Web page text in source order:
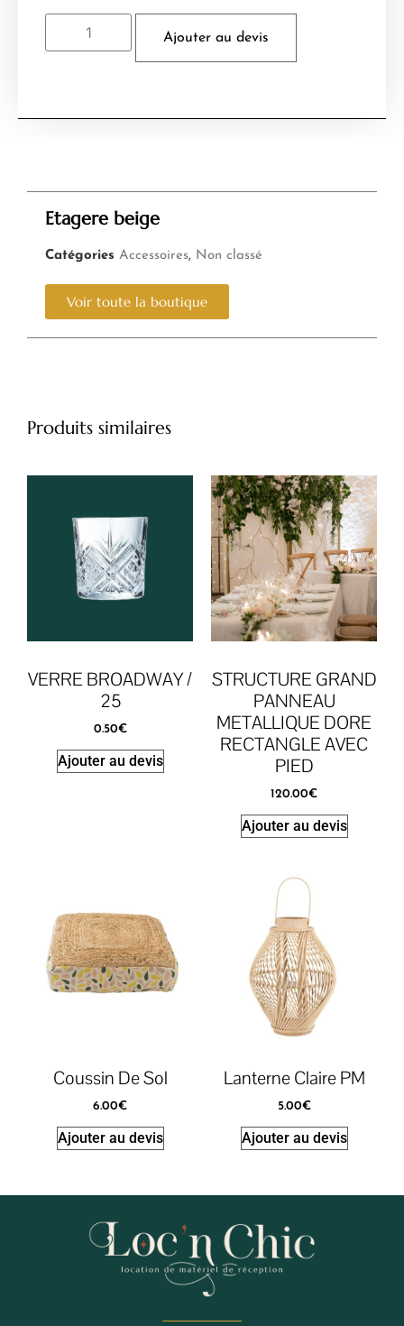
Ajouter au devis
Etagere beige
Catégories Accessoires, Non classé
Voir toute la boutique
Produits similaires
VERRE BROADWAY /
25
0.50€
Ajouter au devis
STRUCTURE GRAND
PANNEAU
METALLIQUE DORE
RECTANGLE AVEC
PIED
120.00€
Ajouter au devis
Coussin De Sol
6.00€
Ajouter au devis
Lanterne Claire PM
5.00€
Ajouter au devis